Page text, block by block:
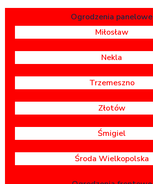
Ogrodzenia panelowe
Miłosław
Nekla
Trzemeszno
Złotów
Śmigiel
Środa Wielkopolska